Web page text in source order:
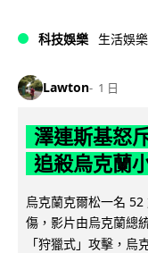
科技娛樂 生活娛樂
Lawton 1 日
澤連斯基怒
追殺烏克蘭
烏克蘭克爾松一名
傷，影片由烏克蘭總
「狩獵式」攻擊，烏